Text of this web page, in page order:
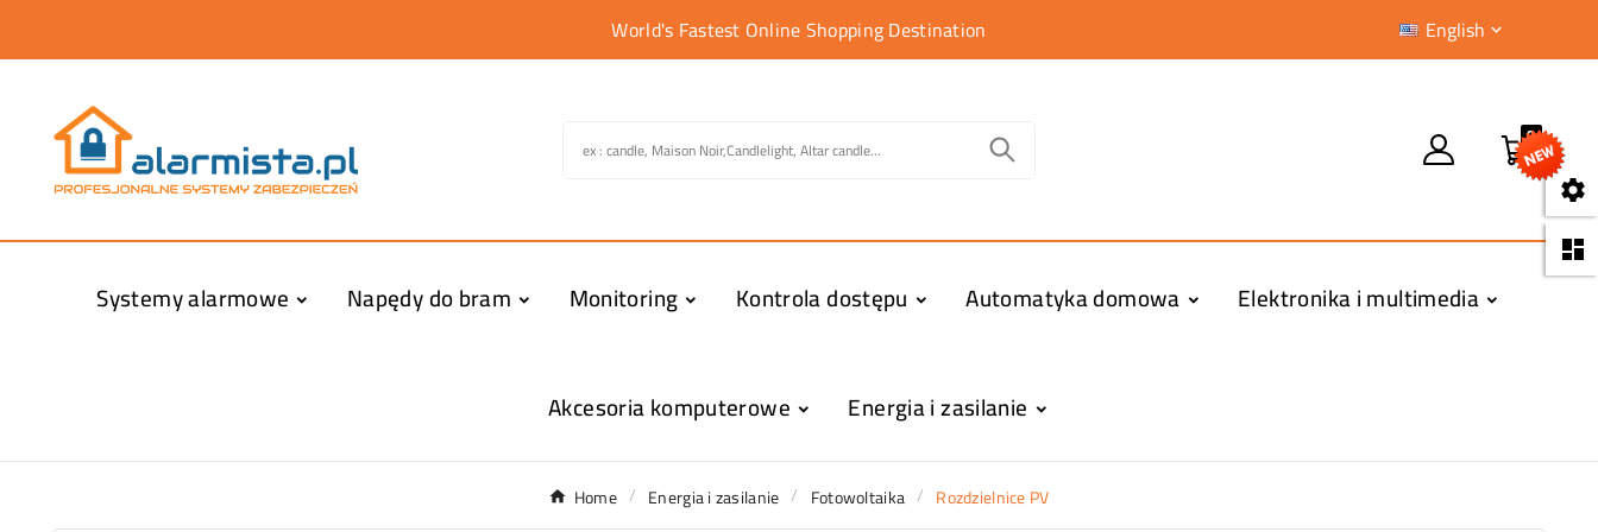


World's Fastest Online Shopping Destination English 
0
Systemy alarmowe Napędy do bram Monitoring Kontrola dostępu Automatyka domowa Elektronika i multimedia
Akcesoria komputerowe Energia i zasilanie
Home Energia i zasilanie Fotowoltaika Rozdzielnice PV